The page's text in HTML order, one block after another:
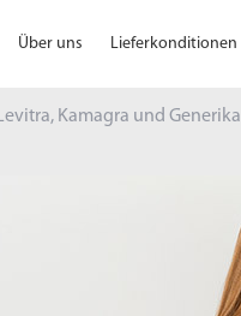
Über uns Lieferkonditionen
Kamagra und Generika